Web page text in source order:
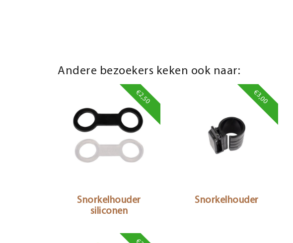
Andere bezoekers keken ook naar:
€2,50
Snorkelhouder
siliconen
€3,00
Snorkelhouder